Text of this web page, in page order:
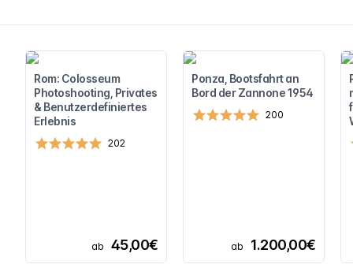
Rom: Colosseum
Photoshooting, Privates
& Benutzerdefiniertes
Erlebnis
202
ab 45,00€
Ponza, Bootsfahrt an
Bord der Zannone 1954
200
ab 1.200,00€